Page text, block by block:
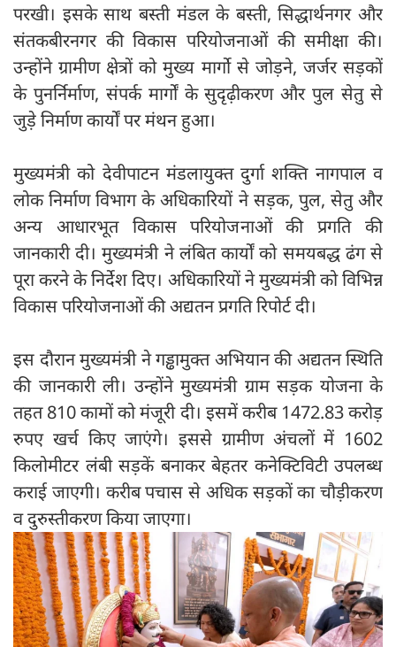
परखी। इसके साथ बस्ती मंडल के बस्ती, सिद्धार्थनगर और
संतकबीरनगर की विकास परियोजनाओं की समीक्षा की।
उन्होंने ग्रामीण क्षेत्रों को मुख्य मार्गो से जोड़ने, जर्जर सड़कों
के पुनर्निर्माण, संपर्क मार्गों के सुदृढ़ीकरण और पुल सेतु से
जुड़े निर्माण कार्यों पर मंथन हुआ।
मुख्यमंत्री को देवीपाटन मंडलायुक्त दुर्गा शक्ति नागपाल व
लोक निर्माण विभाग के अधिकारियों ने सड़क, पुल, सेतु और
अन्य आधारभूत विकास परियोजनाओं की प्रगति की
जानकारी दी। मुख्यमंत्री ने लंबित कार्यों को समयबद्ध ढंग से
पूरा करने के निर्देश दिए। अधिकारियों ने मुख्यमंत्री को विभिन्न
विकास परियोजनाओं की अद्यतन प्रगति रिपोर्ट दी।
इस दौरान मुख्यमंत्री ने गड्ढामुक्त अभियान की अद्यतन स्थिति
की जानकारी ली। उन्होंने मुख्यमंत्री ग्राम सड़क योजना के
तहत 810 कामों को मंजूरी दी। इसमें करीब 1472.83 करोड़
रुपए खर्च किए जाएंगे। इससे ग्रामीण अंचलों में 1602
किलोमीटर लंबी सड़कें बनाकर बेहतर कनेक्टिविटी उपलब्ध
कराई जाएगी। करीब पचास से अधिक सड़कों का चौड़ीकरण
व दुरुस्तीकरण किया जाएगा।